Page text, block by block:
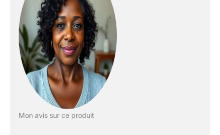
chauffant intégré dans le
dossier pour une détente
optimale. Elle peut
soulager les méridiens
du corps, favoriser la
circulation sanguine et
rendre le massage plus
plaisant et plus efficace
qu’un fauteuil normal.
Mon avis sur ce produit